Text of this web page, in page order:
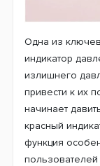
Одна из
индикатор
излишнего
привести к их
начинает
красный
функция
пользователей